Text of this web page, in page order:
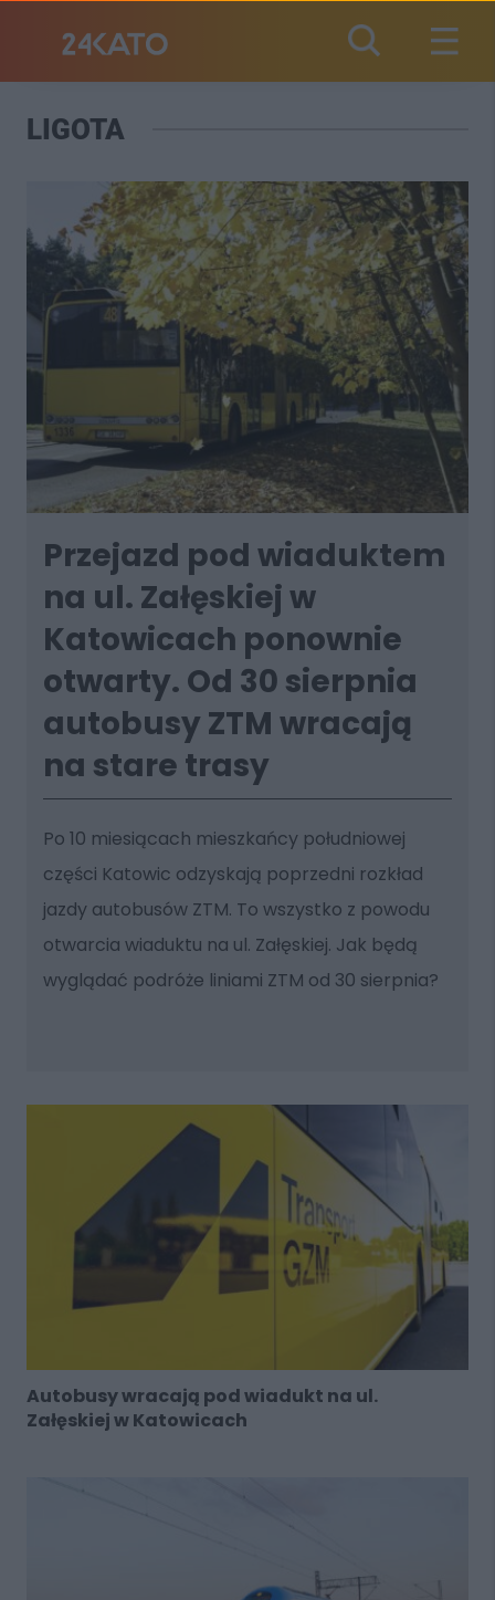
LIGOTA
Przejazd pod wiaduktem
na ul. Załęskiej w
Katowicach ponownie
otwarty. Od 30 sierpnia
autobusy ZTM wracają
na stare trasy
Po 10 miesiącach mieszkańcy południowej
części Katowic odzyskają poprzedni rozkład
jazdy autobusów ZTM. To wszystko z powodu
otwarcia wiaduktu na ul. Załęskiej. Jak będą
wyglądać podróże liniami ZTM od 30 sierpnia?
Autobusy wracają pod wiadukt na ul.
Załęskiej w Katowicach